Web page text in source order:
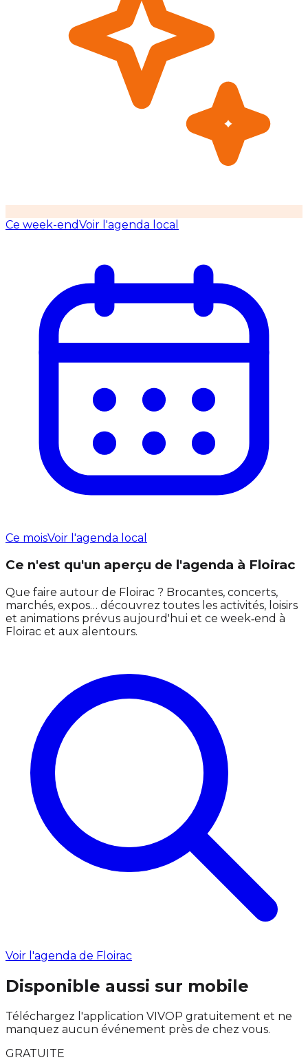
Ce week-endVoir l'agenda local
Ce moisVoir l'agenda local
Ce n'est qu'un aperçu de l'agenda à Floirac
Que faire autour de Floirac ? Brocantes, concerts,
marchés, expos… découvrez toutes les activités, loisirs
et animations prévus aujourd'hui et ce week‑end à
Floirac et aux alentours.
Voir l'agenda de Floirac
Disponible aussi sur mobile
Téléchargez l'application VIVOP gratuitement et ne
manquez aucun événement près de chez vous.
GRATUITE